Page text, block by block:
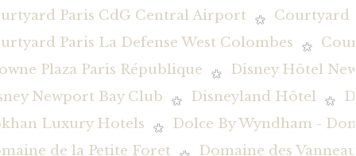
Paris CdG Central Airport
Courtyard
Paris La Defense West Colombes
Plaza Paris République
Disney Hôtel
Newport Bay Club
Disneyland Hôtel
Luxury Hotels
Dolce By Wyndham -
de la Petite Foret
Domaine des